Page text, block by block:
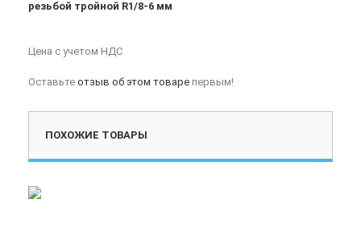
резьбой тройной R1/8-6 мм
Цена с учетом НДС
Оставьте отзыв об этом товаре первым!
ПОХОЖИЕ ТОВАРЫ